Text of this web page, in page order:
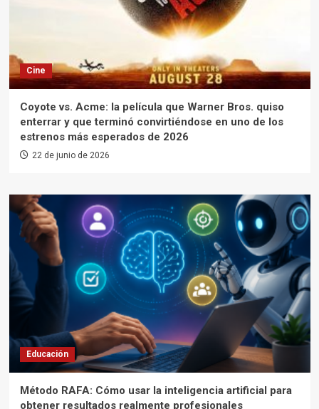
Cine
Coyote vs. Acme: la película que Warner Bros. quiso
enterrar y que terminó convirtiéndose en uno de los
estrenos más esperados de 2026
22 de junio de 2026
Educación
Método RAFA: Cómo usar la inteligencia artificial para
obtener resultados realmente profesionales